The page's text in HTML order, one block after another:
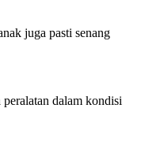
juga pasti senang
dalam kondisi